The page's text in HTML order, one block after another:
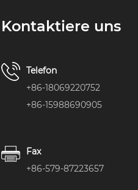
Kontaktiere uns
Telefon
+86-18069220752
+86-15988690905
Fax
+86-579-87223657